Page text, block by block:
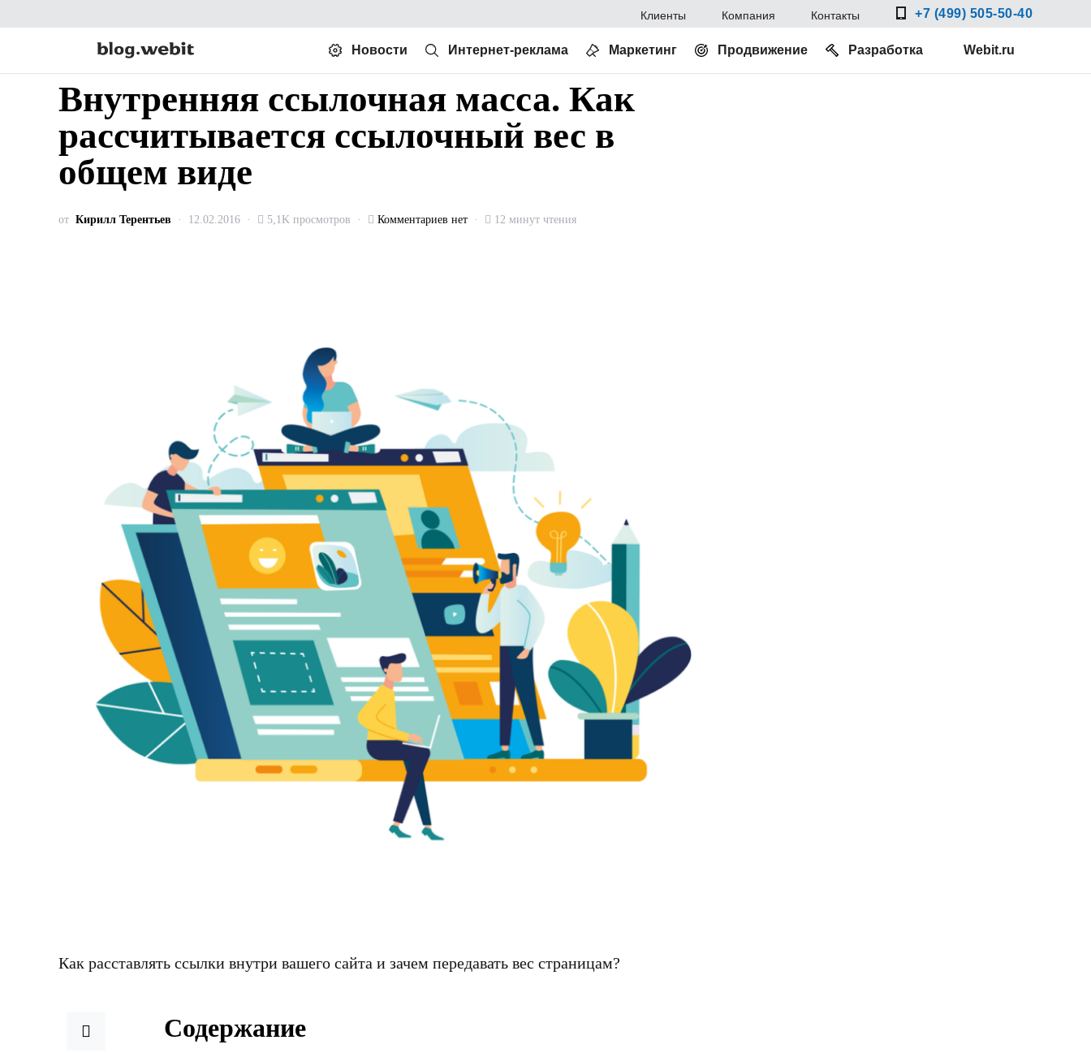
Клиенты Компания Контакты +7 (499) 505-50-40
Новости Интернет-реклама Маркетинг Продвижение Разработка Webit.ru
Внутренняя ссылочная масса. Как
рассчитывается ссылочный вес в
общем виде
от Кирилл Терентьев 12.02.2016 5,1K просмотров Комментариев нет 12 минут чтения
Как расставлять ссылки внутри вашего сайта и зачем передавать вес страницам?
Содержание